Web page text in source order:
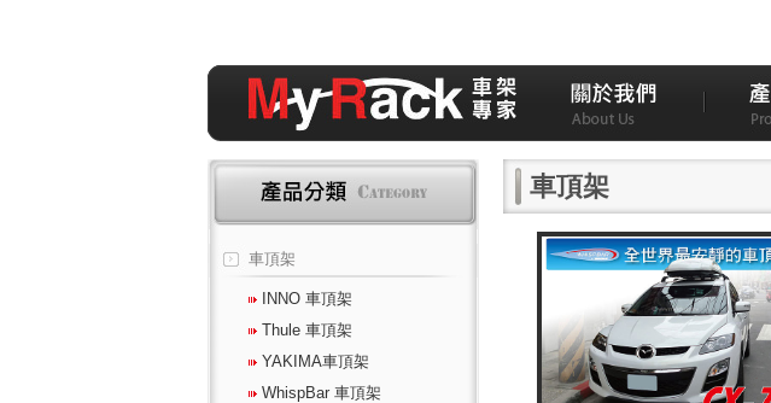
車頂架
INNO 車頂架
Thule 車頂架
YAKIMA車頂架
WhispBar 車頂架
車頂架